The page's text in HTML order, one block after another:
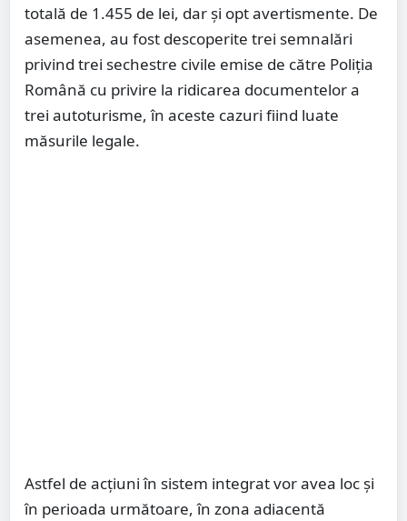
totală de 1.455 de lei, dar și opt avertismente. De
asemenea, au fost descoperite trei semnalări
privind trei sechestre civile emise de către Poliția
Română cu privire la ridicarea documentelor a
trei autoturisme, în aceste cazuri fiind luate
măsurile legale.
Astfel de acțiuni în sistem integrat vor avea loc și
în perioada următoare, în zona adiacentă